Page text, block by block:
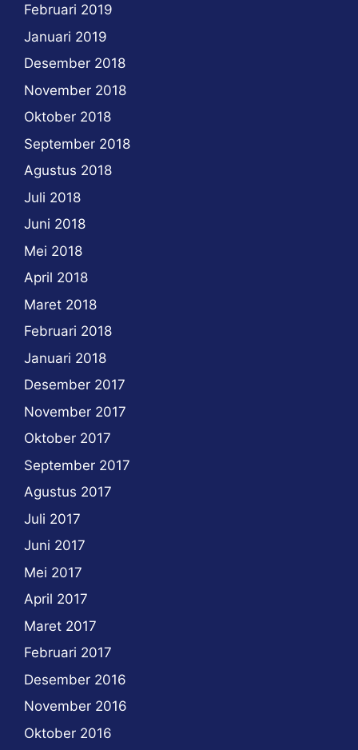
Februari 2019
Januari 2019
Desember 2018
November 2018
Oktober 2018
September 2018
Agustus 2018
Juli 2018
Juni 2018
Mei 2018
April 2018
Maret 2018
Februari 2018
Januari 2018
Desember 2017
November 2017
Oktober 2017
September 2017
Agustus 2017
Juli 2017
Juni 2017
Mei 2017
April 2017
Maret 2017
Februari 2017
Desember 2016
November 2016
Oktober 2016